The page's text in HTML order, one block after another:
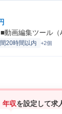
画編集ツール（
20時間以内 +2個
年収を設定して求